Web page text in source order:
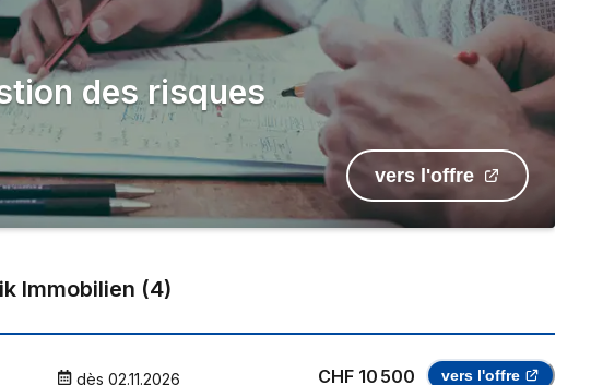
des risques
vers l'offre
Immobilien (4)
dès 02.11.2026 CHF 10 500 vers l'offre